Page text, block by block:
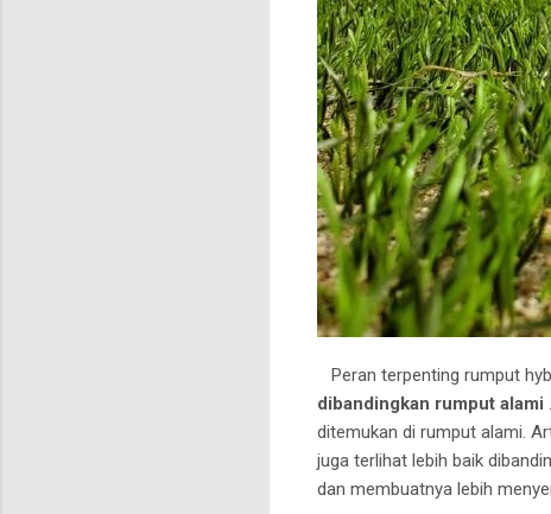
Peran terpenting rumput
dibandingkan rumput alami .
ditemukan di rumput alami.
juga terlihat lebih baik
dan membuatnya lebih